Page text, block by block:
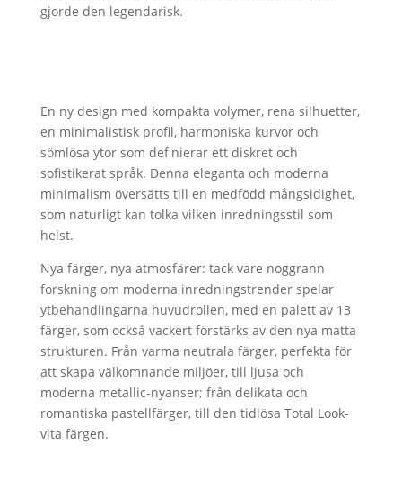
gjorde den legendarisk.
En ny design med kompakta volymer, rena silhuetter,
en minimalistisk profil, harmoniska kurvor och
sömlösa ytor som definierar ett diskret och
sofistikerat språk. Denna eleganta och moderna
minimalism översätts till en medfödd mångsidighet,
som naturligt kan tolka vilken inredningsstil som
helst.
Nya färger, nya atmosfärer: tack vare noggrann
forskning om moderna inredningstrender spelar
ytbehandlingarna huvudrollen, med en palett av 13
färger, som också vackert förstärks av den nya matta
strukturen. Från varma neutrala färger, perfekta för
att skapa välkomnande miljöer, till ljusa och
moderna metallic-nyanser; från delikata och
romantiska pastellfärger, till den tidlösa Total Look-
vita färgen.